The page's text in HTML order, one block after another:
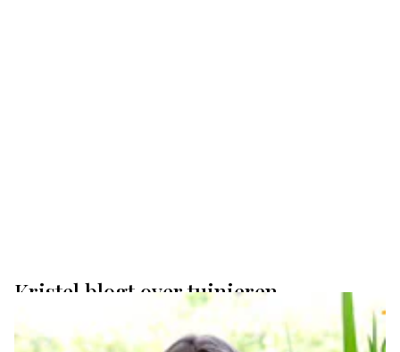
Kristel blogt over tuinieren